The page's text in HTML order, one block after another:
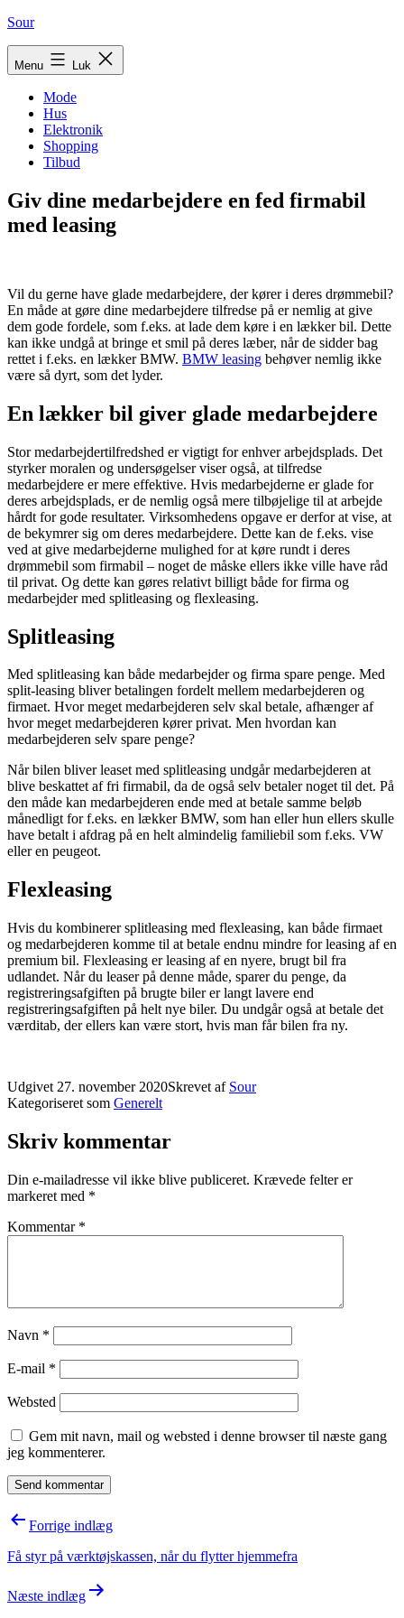
Fortsæt
Sour
Menu Luk
Mode
Hus
Elektronik
Shopping
Tilbud
Giv dine medarbejdere en fed firmabil
med leasing
Vil du gerne have glade medarbejdere, der kører i deres drømmebil?
En måde at gøre dine medarbejdere tilfredse på er nemlig at give
dem gode fordele, som f.eks. at lade dem køre i en lækker bil. Dette
kan ikke undgå at bringe et smil på deres læber, når de sidder bag
rettet i f.eks. en lækker BMW. BMW leasing behøver nemlig ikke
være så dyrt, som det lyder.
En lækker bil giver glade medarbejdere
Stor medarbejdertilfredshed er vigtigt for enhver arbejdsplads. Det
styrker moralen og undersøgelser viser også, at tilfredse
medarbejdere er mere effektive. Hvis medarbejderne er glade for
deres arbejdsplads, er de nemlig også mere tilbøjelige til at arbejde
hårdt for gode resultater. Virksomhedens opgave er derfor at vise, at
de bekymrer sig om deres medarbejdere. Dette kan de f.eks. vise
ved at give medarbejderne mulighed for at køre rundt i deres
drømmebil som firmabil – noget de måske ellers ikke ville have råd
til privat. Og dette kan gøres relativt billigt både for firma og
medarbejder med splitleasing og flexleasing.
Splitleasing
Med splitleasing kan både medarbejder og firma spare penge. Med
split-leasing bliver betalingen fordelt mellem medarbejderen og
firmaet. Hvor meget medarbejderen selv skal betale, afhænger af
hvor meget medarbejderen kører privat. Men hvordan kan
medarbejderen selv spare penge?
Når bilen bliver leaset med splitleasing undgår medarbejderen at
blive beskattet af fri firmabil, da de også selv betaler noget til det. På
den måde kan medarbejderen ende med at betale samme beløb
månedligt for f.eks. en lækker BMW, som han eller hun ellers skulle
have betalt i afdrag på en helt almindelig familiebil som f.eks. VW
eller en peugeot.
Flexleasing
Hvis du kombinerer splitleasing med flexleasing, kan både firmaet
og medarbejderen komme til at betale endnu mindre for leasing af en
premium bil. Flexleasing er leasing af en nyere, brugt bil fra
udlandet. Når du leaser på denne måde, sparer du penge, da
registreringsafgiften på brugte biler er langt lavere end
registreringsafgiften på helt nye biler. Du undgår også at betale det
værditab, der ellers kan være stort, hvis man får bilen fra ny.
Udgivet 27. november 2020Skrevet af Sour
Kategoriseret som Generelt
Skriv kommentar
Din e-mailadresse vil ikke blive publiceret. Krævede felter er
markeret med *
Kommentar *
Navn *
E-mail *
Websted
Gem mit navn, mail og websted i denne browser til næste gang
jeg kommenterer.
Indlægsnavigation
Forrige indlæg
Få styr på værktøjskassen, når du flytter hjemmefra
Næste indlæg